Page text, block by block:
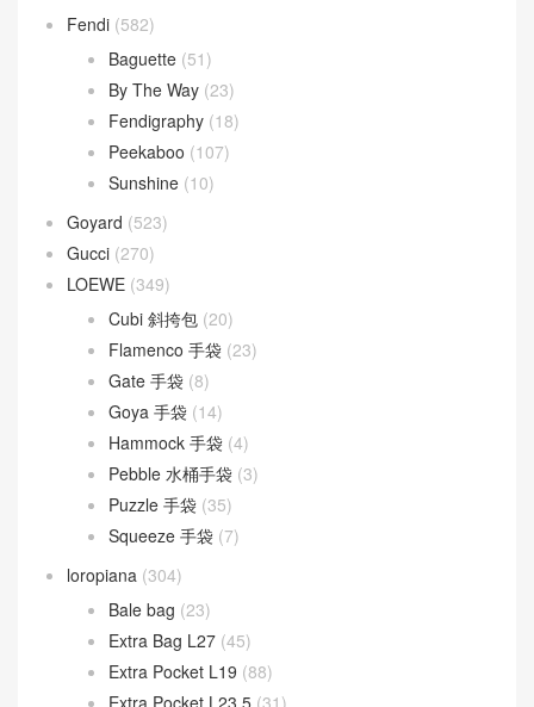
Fendi (582)
Baguette (51)
By The Way (23)
Fendigraphy (18)
Peekaboo (107)
Sunshine (10)
Goyard (523)
Gucci (270)
LOEWE (349)
Cubi 斜挎包 (20)
Flamenco 手袋 (23)
Gate 手袋 (8)
Goya 手袋 (14)
Hammock 手袋 (4)
Pebble 水桶手袋 (3)
Puzzle 手袋 (35)
Squeeze 手袋 (7)
loropiana (304)
Bale bag (23)
Extra Bag L27 (45)
Extra Pocket L19 (88)
Extra Pocket L23.5 (31)